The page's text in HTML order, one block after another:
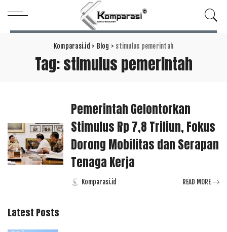
Komparasi.id > Blog > stimulus pemerintah
Tag:stimulus pemerintah
Pemerintah Gelontorkan
Stimulus Rp 7,8 Triliun, Fokus
Dorong Mobilitas dan Serapan
Tenaga Kerja
PostedKomparasi.id READ MORE
Latest Posts